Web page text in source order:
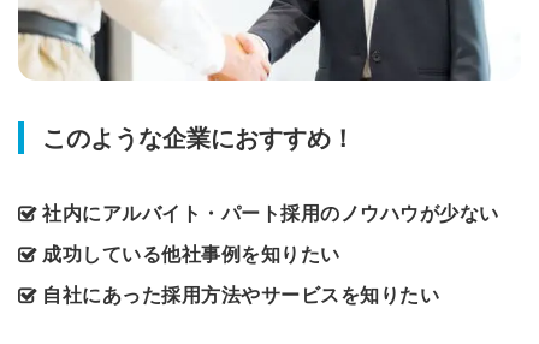
このような企業におすすめ！
社内にアルバイト・パート採用のノウハウが少ない
成功している他社事例を知りたい
自社にあった採用方法やサービスを知りたい